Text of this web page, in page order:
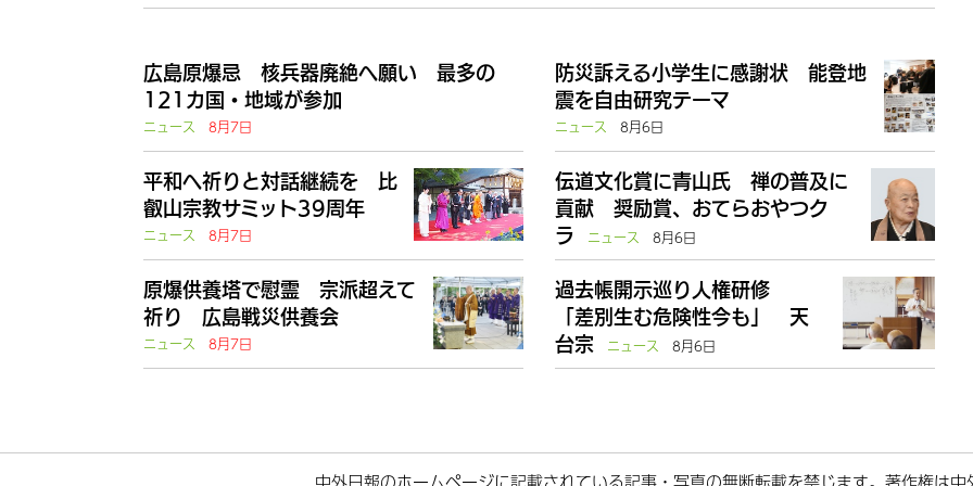
広島原爆忌 核兵器廃絶へ願い 最多の
121カ国・地域が参加
ニュース
8月7日
平和へ祈りと対話継続を 比
叡山宗教サミット39周年
ニュース
8月7日
原爆供養塔で慰霊 宗派超えて
祈り 広島戦災供養会
ニュース
8月7日
防災訴える小学生に感謝状 能登地
震を自由研究テーマ
ニュース
8月6日
伝道文化賞に青山氏 禅の普及に
貢献 奨励賞、おてらおやつク
ラ
ニュース 8月6日
過去帳開示巡り人権研修
「差別生む危険性今も」 天
台宗
ニュース 8月6日